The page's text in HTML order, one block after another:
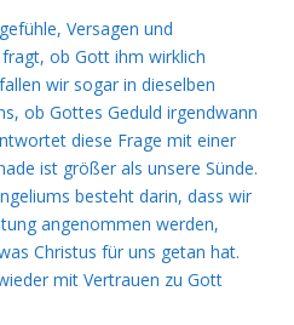
Versagen und
ob Gott ihm wirklich
wir sogar in dieselben
ob Gottes Geduld irgendwann
diese Frage mit einer
ist größer als unsere Sünde.
besteht darin, dass wir
angenommen werden,
Christus für uns getan hat.
mit Vertrauen zu Gott